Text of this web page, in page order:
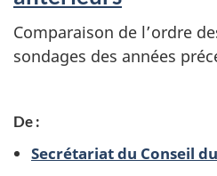
Comparaison de l’ordre
sondages des années
De :
Secrétariat du Conseil